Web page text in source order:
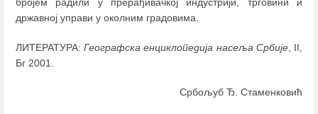
бројем радили у прерађивачкој индустрији, трговини и
државној управи у околним градовима.
ЛИТЕРАТУРА:Географска енциклопедија насеља Србије, II,
Бг 2001.
Србољуб Ђ. Стаменковић